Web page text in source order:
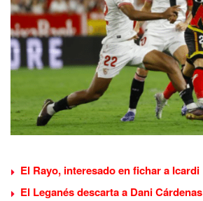
El Rayo, interesado en fichar a Icardi
El Leganés descarta a Dani Cárdenas